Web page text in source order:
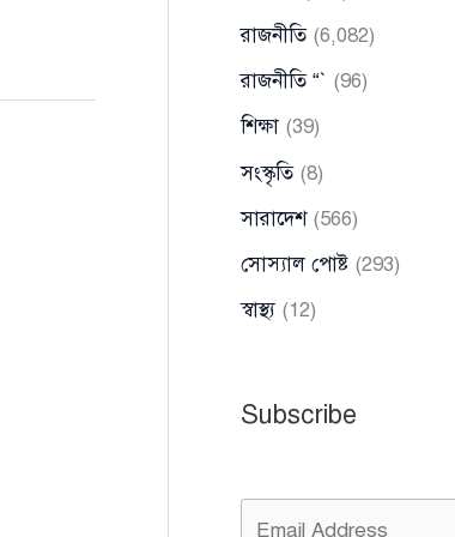
রাজনীতি(6,082)
রাজনীতি “` (96)
শিক্ষা (39)
সংস্কৃতি(8)
সারাদেশ(566)
সোস্যাল পোষ্ট (293)
স্বাস্থ্য (12)
Subscribe